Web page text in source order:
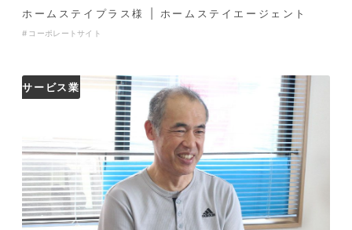
ホームステイプラス様 | ホームステイエージェント
コーポレートサイト
サービス業